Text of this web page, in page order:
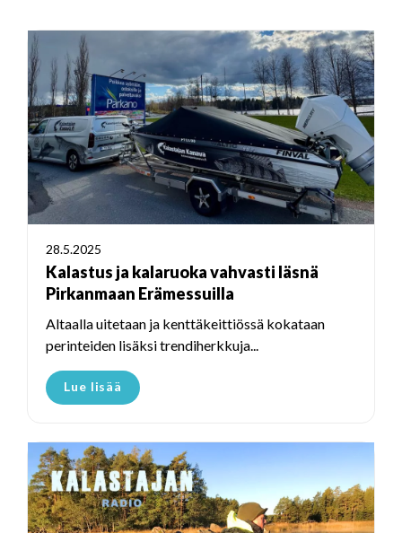
28.5.2025
Kalastus ja kalaruoka vahvasti läsnä
Pirkanmaan Erämessuilla
Altaalla uitetaan ja kenttäkeittiössä kokataan
perinteiden lisäksi trendiherkkuja...
Lue lisää